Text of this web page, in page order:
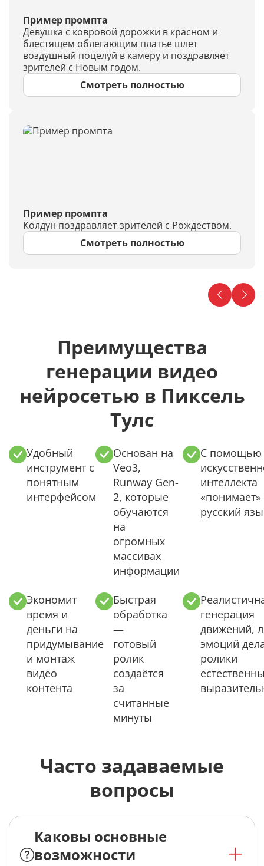
Пример промпта
Девушка с ковровой дорожки в красном и
блестящем облегающим платье шлет
воздушный поцелуй в камеру и поздравляет
зрителей с Новым годом.
Смотреть полностью
Пример промпта
Колдун поздравляет зрителей с Рождеством.
Смотреть полностью
Преимущества
генерации видео
нейросетью в Пиксель
Тулс
Удобный
инструмент с
понятным
интерфейсом
Основан на
Veo3,
Runway Gen-
2, которые
обучаются
на
огромных
массивах
информации
С помощью
интеллекта
«понимает»
русский
Экономит
время и
деньги на
придумывание
и монтаж
видео
контента
Быстрая
обработка
—
готовый
ролик
создаётся
за
считанные
минуты
генерация
движений,
эмоций
ролики
Часто задаваемые
вопросы
Каковы основные
возможности